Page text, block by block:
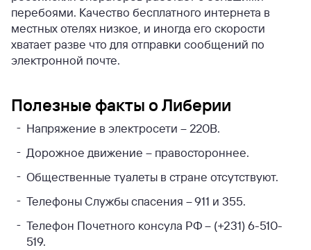
перебоями. Качество бесплатного интернета в
местных отелях низкое, и иногда его скорости
хватает разве что для отправки сообщений по
электронной почте.
Полезные факты о Либерии
Напряжение в электросети – 220В.
Дорожное движение – правостороннее.
Общественные туалеты в стране отсутствуют.
Телефоны Службы спасения – 911 и 355.
Телефон Почетного консула РФ – (+231) 6-510-
519.